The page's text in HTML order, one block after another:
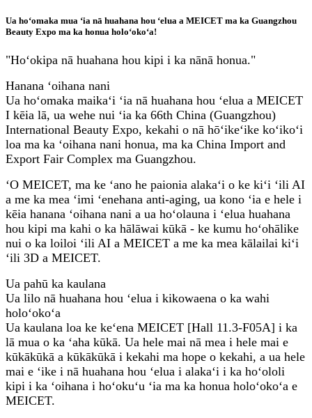
Ua hoʻomaka mua ʻia nā huahana hou ʻelua a MEICET ma ka Guangzhou
Beauty Expo ma ka honua holoʻokoʻa!
"Hoʻokipa nā huahana hou kipi i ka nānā honua."
Hanana ʻoihana nani
Ua hoʻomaka maikaʻi ʻia nā huahana hou ʻelua a MEICET
I kēia lā, ua wehe nui ʻia ka 66th China (Guangzhou)
International Beauty Expo, kekahi o nā hōʻikeʻike koʻikoʻi
loa ma ka ʻoihana nani honua, ma ka China Import and
Export Fair Complex ma Guangzhou.
ʻO MEICET, ma ke ʻano he paionia alakaʻi o ke kiʻi ʻili AI
a me ka mea ʻimi ʻenehana anti-aging, ua kono ʻia e hele i
kēia hanana ʻoihana nani a ua hoʻolauna i ʻelua huahana
hou kipi ma kahi o ka hālāwai kūkā - ke kumu hoʻohālike
nui o ka loiloi ʻili AI a MEICET a me ka mea kālailai kiʻi
ʻili 3D a MEICET.
Ua pahū ka kaulana
Ua lilo nā huahana hou ʻelua i kikowaena o ka wahi
holoʻokoʻa
Ua kaulana loa ke keʻena MEICET [Hall 11.3-F05A] i ka
lā mua o ka ʻaha kūkā. Ua hele mai nā mea i hele mai e
kūkākūkā a kūkākūkā i kekahi ma hope o kekahi, a ua hele
mai e ʻike i nā huahana hou ʻelua i alakaʻi i ka hoʻololi
kipi i ka ʻoihana i hoʻokuʻu ʻia ma ka honua holoʻokoʻa e
MEICET.